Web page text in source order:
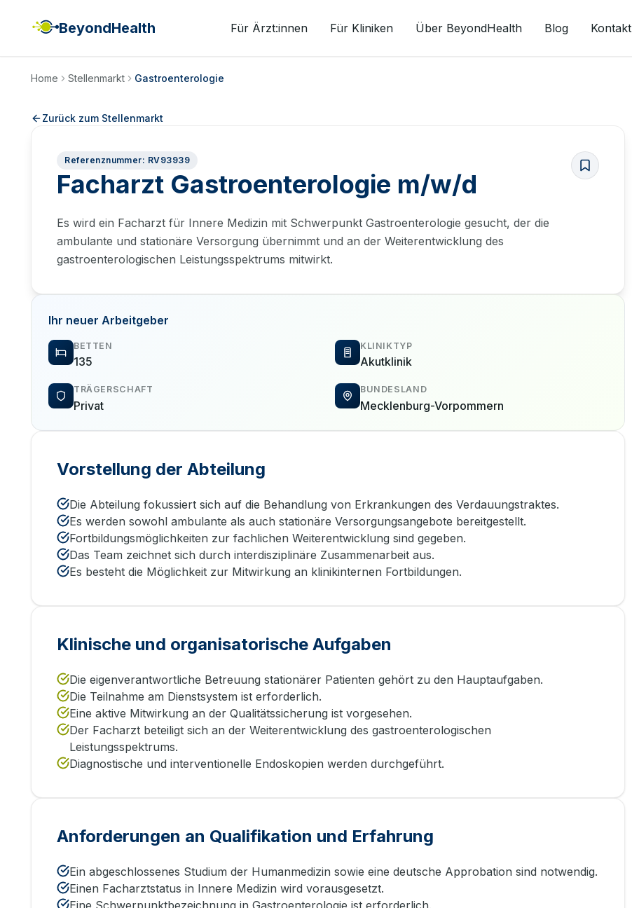
BeyondHealth Für Ärzt:innen Für Kliniken Über BeyondHealth Blog Kontakt
Home Stellenmarkt Gastroenterologie
Zurück zum Stellenmarkt
Referenznummer: RV93939
Facharzt Gastroenterologie m/w/d
Es wird ein Facharzt für Innere Medizin mit Schwerpunkt Gastroenterologie gesucht, der die
ambulante und stationäre Versorgung übernimmt und an der Weiterentwicklung des
gastroenterologischen Leistungsspektrums mitwirkt.
Ihr neuer Arbeitgeber
BETTEN
135
KLINIKTYP
Akutklinik
TRÄGERSCHAFT
Privat
BUNDESLAND
Mecklenburg-Vorpommern
Vorstellung der Abteilung
Die Abteilung fokussiert sich auf die Behandlung von Erkrankungen des Verdauungstraktes.
Es werden sowohl ambulante als auch stationäre Versorgungsangebote bereitgestellt.
Fortbildungsmöglichkeiten zur fachlichen Weiterentwicklung sind gegeben.
Das Team zeichnet sich durch interdisziplinäre Zusammenarbeit aus.
Es besteht die Möglichkeit zur Mitwirkung an klinikinternen Fortbildungen.
Klinische und organisatorische Aufgaben
Die eigenverantwortliche Betreuung stationärer Patienten gehört zu den Hauptaufgaben.
Die Teilnahme am Dienstsystem ist erforderlich.
Eine aktive Mitwirkung an der Qualitätssicherung ist vorgesehen.
Der Facharzt beteiligt sich an der Weiterentwicklung des gastroenterologischen
Leistungsspektrums.
Diagnostische und interventionelle Endoskopien werden durchgeführt.
Anforderungen an Qualifikation und Erfahrung
Ein abgeschlossenes Studium der Humanmedizin sowie eine deutsche Approbation sind notwendig.
Einen Facharztstatus in Innere Medizin wird vorausgesetzt.
Eine Schwerpunktbezeichnung in Gastroenterologie ist erforderlich.